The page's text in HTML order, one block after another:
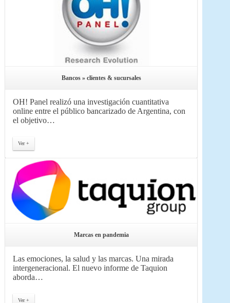
Bancos » clientes & sucursales
OH! Panel realizó una investigación cuantitativa
online entre el público bancarizado de Argentina, con
el objetivo…
Ver +
Marcas en pandemia
Las emociones, la salud y las marcas. Una mirada
intergeneracional. El nuevo informe de Taquion
aborda…
Ver +